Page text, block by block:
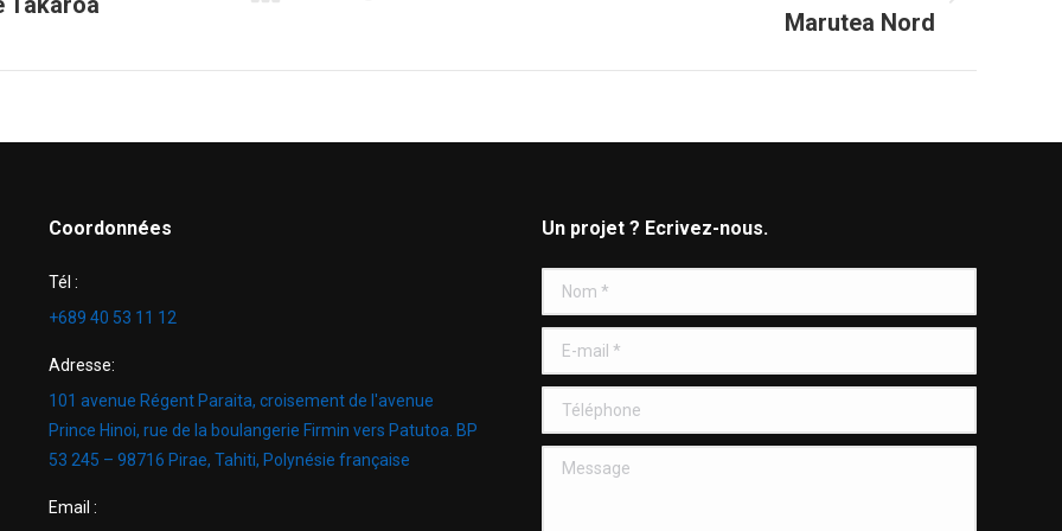
Marutea Nord
Coordonnées
Tél :
+689 40 53 11 12
Adresse:
101 avenue Régent Paraita, croisement de l'avenue
Prince Hinoi, rue de la boulangerie Firmin vers Patutoa. BP
53 245 – 98716 Pirae, Tahiti, Polynésie française
Email :
Un projet ? Ecrivez-nous.
Nom *
E-mail *
Téléphone
Message